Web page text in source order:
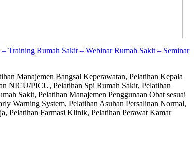
Training Rumah Sakit – Webinar Rumah Sakit – Seminar
Manajemen Bangsal Keperawatan, Pelatihan Kepala
NICU/PICU, Pelatihan Spi Rumah Sakit, Pelatihan
Sakit, Pelatihan Manajemen Penggunaan Obat sesuai
Warning System, Pelatihan Asuhan Persalinan Normal,
Pelatihan Farmasi Klinik, Pelatihan Perawat Kamar